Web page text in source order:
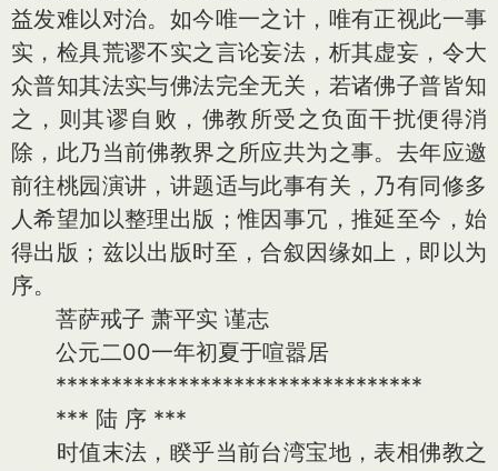
益发难以对治。如今唯一之计，唯有正视此一事
实，检具荒谬不实之言论妄法，析其虚妄，令大
众普知其法实与佛法完全无关，若诸佛子普皆知
之，则其谬自败，佛教所受之负面干扰便得消
除，此乃当前佛教界之所应共为之事。去年应邀
前往桃园演讲，讲题适与此事有关，乃有同修多
人希望加以整理出版；惟因事冗，推延至今，始
得出版；兹以出版时至，合叙因缘如上，即以为
序。
菩萨戒子 萧平实 谨志
公元二00一年初夏于喧嚣居
*********************************
*** 陆 序 ***
时值末法，睽乎当前台湾宝地，表相佛教之